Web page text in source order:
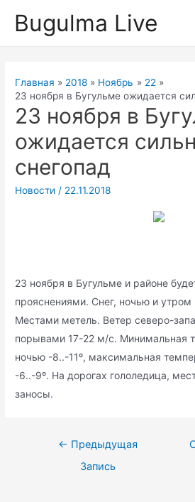
Bugulma Live
Главная 2018 Ноябрь
22
23 ноября в Бугульме ожидается
23 ноября в
ожидается
снегопад
Новости / 22.11.2018
23 ноября в Бугульме и районе
прояснениями. Снег, ночью и
Местами метель. Ветер северо-
порывами 17-22 м/с. Минимальная
ночью -8..-11º, максимальная
-6..-9º. На дорогах гололедица,
заносы.
Навигация
← Предыдущая
Запись